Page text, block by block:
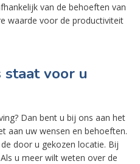
van de behoeften van
waarde voor de productiviteit
voor u
Dan bent u bij ons aan het
aan uw wensen en behoeften.
door u gekozen locatie. Bij
u meer wilt weten over de